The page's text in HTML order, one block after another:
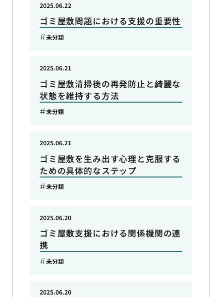
ゴミ屋敷問題における支援の重要性
2025.06.22
未分類
ゴミ屋敷清掃後の再発防止と綺麗な
状態を維持する方法
2025.06.21
未分類
ゴミ屋敷を生み出す心理と克服する
ための具体的なステップ
2025.06.21
未分類
ゴミ屋敷支援における関係機関の連
携
2025.06.20
未分類
2025.06.20